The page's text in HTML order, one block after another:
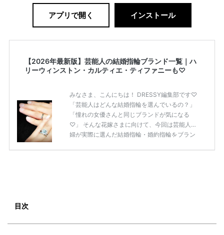
アプリで開く インストール
【2026年最新版】芸能人の結婚指輪ブランド一覧｜ハ
リーウィンストン・カルティエ・ティファニーも♡
みなさま、こんにちは！ DRESSY編集部です♡
「芸能人はどんな結婚指輪を選んでいるの？」
「憧れの女優さんと同じブランドが気になる
♡」 そんな花嫁さまに向けて、今回は芸能人夫
婦が実際に選んだ結婚指輪・婚約指輪をブラン
る？」 「人気ブラ […]続きを読む
目次